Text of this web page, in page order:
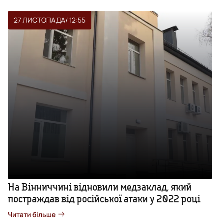
27 ЛИСТОПАДА/ 12:55
На Вінниччині відновили медзаклад, який
постраждав від російської атаки у 2022 році
Читати більше